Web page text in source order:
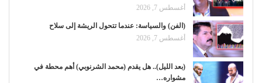
أغسطس 7, 2026
(الفن) والسياسة: عندما تتحول الريشة إلى سلاح
أغسطس 7, 2026
(بعد الليل).. هل يقدم (محمد الشرنوبي) أهم محطة في
مشواره…